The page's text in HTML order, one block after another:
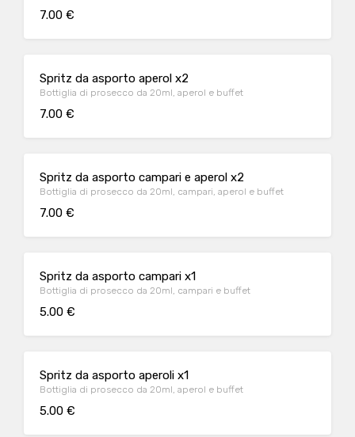
7.00 €
Spritz da asporto aperol x2
Bottiglia di prosecco da 20ml, aperol e buffet
7.00 €
Spritz da asporto campari e aperol x2
Bottiglia di prosecco da 20ml, campari, aperol e buffet
7.00 €
Spritz da asporto campari x1
Bottiglia di prosecco da 20ml, campari e buffet
5.00 €
Spritz da asporto aperoli x1
Bottiglia di prosecco da 20ml, aperol e buffet
5.00 €